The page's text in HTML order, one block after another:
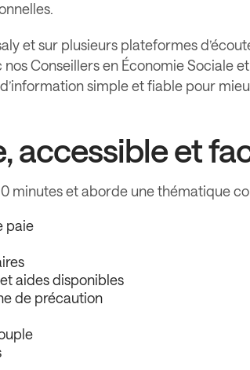
et sur plusieurs plateformes
Conseillers en Économie Sociale
simple et fiable pour
accessible et
minutes et aborde une thématique
paie
aides disponibles
de précaution